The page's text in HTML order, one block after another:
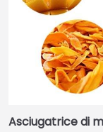
Asciugatrice di